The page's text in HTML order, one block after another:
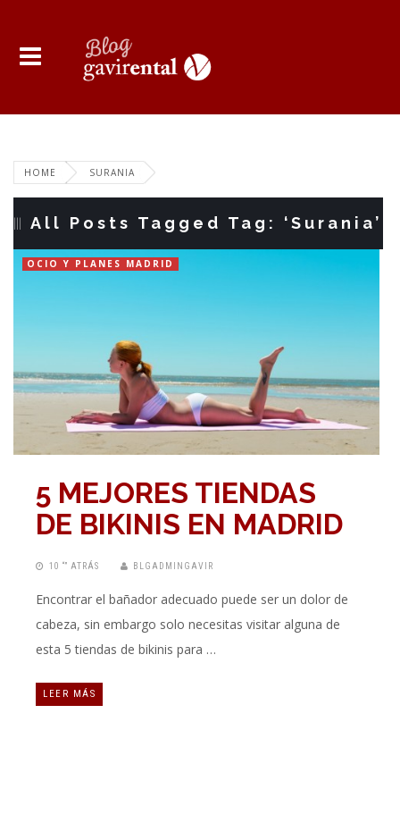
HOME SURANIA
All Posts Tagged Tag: ‘Surania’
OCIO Y PLANES MADRID
5 MEJORES TIENDAS
DE BIKINIS EN MADRID
10 “” ATRÁS BLGADMINGAVIR
Encontrar el bañador adecuado puede ser un dolor de
cabeza, sin embargo solo necesitas visitar alguna de
esta 5 tiendas de bikinis para …
LEER MÁS